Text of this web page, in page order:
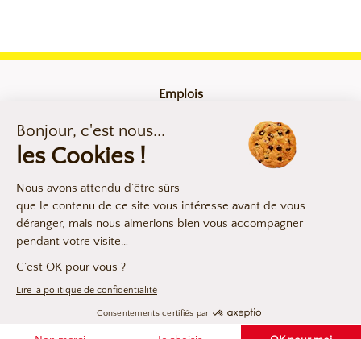
NOUS CONTACTER
Emplois
Mentions légales
Compliance
Déclaration d’accessibilité
Les argumentaires produits